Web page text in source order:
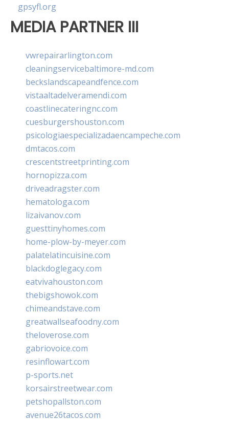
gpsyfl.org
MEDIA PARTNER III
vwrepairarlington.com
cleaningservicebaltimore-md.com
beckslandscapeandfence.com
vistaaltadelveramendi.com
coastlinecateringnc.com
cuesburgershouston.com
psicologiaespecializadaencampeche.com
dmtacos.com
crescentstreetprinting.com
hornopizza.com
driveadragster.com
hematologa.com
lizaivanov.com
guesttinyhomes.com
home-plow-by-meyer.com
palatelatincuisine.com
blackdoglegacy.com
eatvivahouston.com
thebigshowok.com
chimeandstave.com
greatwallseafoodny.com
theloverose.com
gabriovoice.com
resinflowart.com
p-sports.net
korsairstreetwear.com
petshopallston.com
avenue26tacos.com